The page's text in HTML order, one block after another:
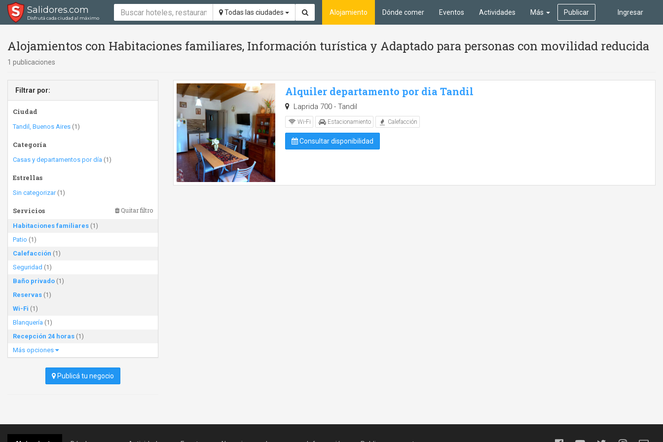
Salidores.com
Disfrutá cada ciudad al máximo
Todas las ciudades Ingresar
Alojamiento Dónde comer Eventos Actividades Más Publicar
Alojamientos con Habitaciones familiares, Información turística y Adaptado para personas con movilidad reducida
1 publicaciones
Filtrar por:
Ciudad
Tandil, Buenos Aires (1)
Categoría
Casas y departamentos por día (1)
Estrellas
Sin categorizar(1)
Servicios Quitar filtro
Habitaciones familiares (1)
Patio (1)
Calefacción (1)
Seguridad (1)
Baño privado (1)
Reservas (1)
Wi-Fi (1)
Blanquería (1)
Recepción 24 horas (1)
Más opciones
Publicá tu negocio
Alquiler departamento por dia Tandil
Laprida 700 - Tandil
Wi-Fi Estacionamiento Calefacción
Consultar disponibilidad